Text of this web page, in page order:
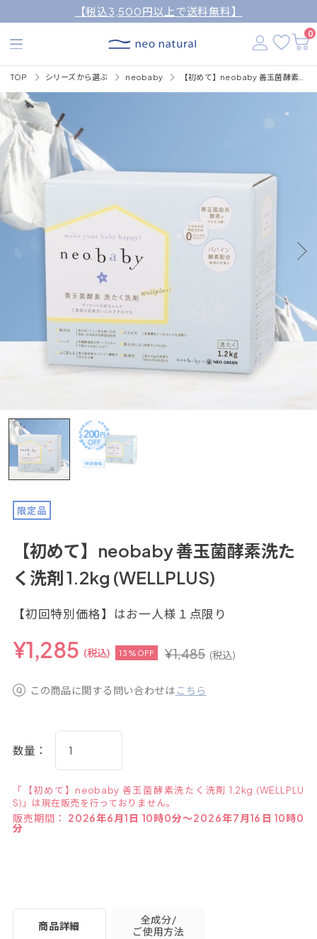
【税込3,500円以上で送料無料】
0
TOP シリーズから選ぶ neobaby 【初めて】neobaby 善玉菌酵素洗たく洗剤 1.2kg (WELLPLUS)
限定品
【初めて】neobaby 善玉菌酵素洗た
く洗剤 1.2kg (WELLPLUS)
【初回特別価格】はお一人様１点限り
¥1,285 (税込) 13%OFF ¥1,485 (税込)
この商品に関する問い合わせは こちら
数量：
「【初めて】neobaby 善玉菌酵素洗たく洗剤 1.2kg (WELLPLU
S)」は現在販売を行っておりません。
販売期間： 2026年6月1日 10時0分～2026年7月16日 10時0
分
商品詳細
全成分/
ご使用方法